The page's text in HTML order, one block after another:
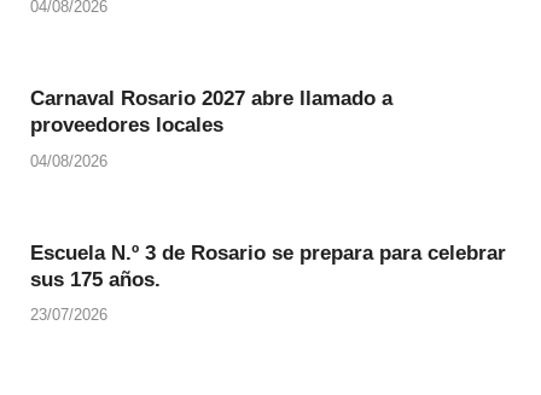
04/08/2026
Carnaval Rosario 2027 abre llamado a
proveedores locales
04/08/2026
Escuela N.º 3 de Rosario se prepara para celebrar
sus 175 años.
23/07/2026